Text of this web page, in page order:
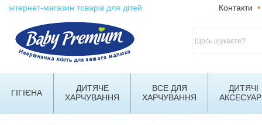
інтернет-магазин товарів для дітей Контакти •
ГІГІЄНА
ДИТЯЧЕ
ХАРЧУВАННЯ
ВСЕ ДЛЯ
ХАРЧУВАННЯ
ДИТЯЧІ